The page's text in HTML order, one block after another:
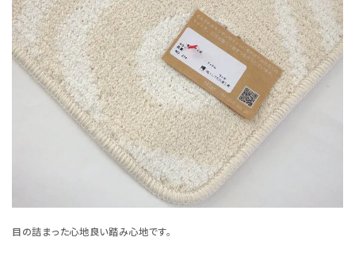
目の詰まった心地良い踏み心地です。